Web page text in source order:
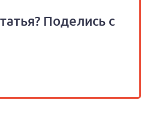
Поделись с